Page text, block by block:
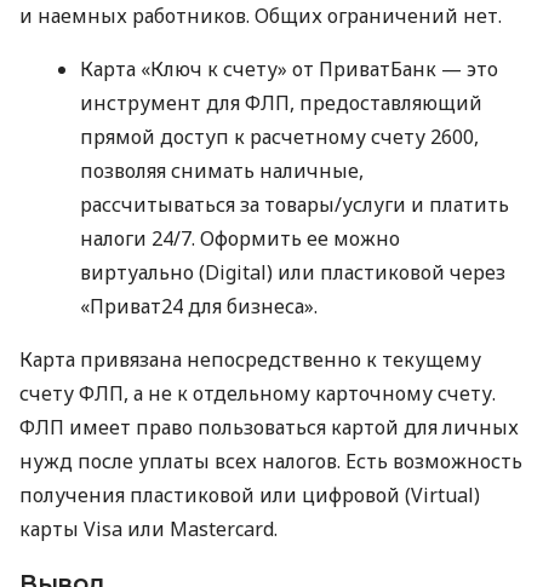
и наемных работников. Общих ограничений нет.
Карта «Ключ к счету» от ПриватБанк — это
инструмент для ФЛП, предоставляющий
прямой доступ к расчетному счету 2600,
позволяя снимать наличные,
рассчитываться за товары/услуги и платить
налоги 24/7. Оформить ее можно
виртуально (Digital) или пластиковой через
«Приват24 для бизнеса».
Карта привязана непосредственно к текущему
счету ФЛП, а не к отдельному карточному счету.
ФЛП имеет право пользоваться картой для личных
нужд после уплаты всех налогов. Есть возможность
получения пластиковой или цифровой (Virtual)
карты Visa или Mastercard.